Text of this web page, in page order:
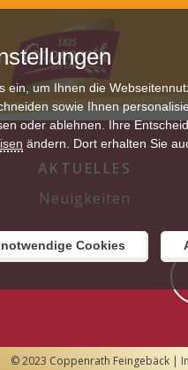
AKTUELLES
Neuigkeiten
© 2023 Coppenrath Feingebäck |
ein, um Ihnen die
sowie Ihnen
oder ablehnen. Ihre
ändern. Dort erhalten Sie
Cookies